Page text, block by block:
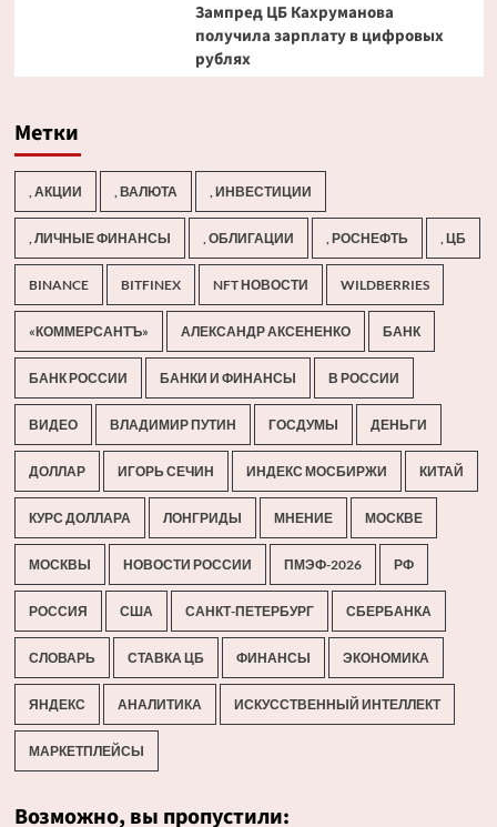
Зампред ЦБ Кахруманова
получила зарплату в цифровых
рублях
Метки
, АКЦИИ , ВАЛЮТА , ИНВЕСТИЦИИ
, ЛИЧНЫЕ ФИНАНСЫ , ОБЛИГАЦИИ , РОСНЕФТЬ , ЦБ
BINANCE BITFINEX NFT НОВОСТИ WILDBERRIES
«КОММЕРСАНТЪ» АЛЕКСАНДР АКСЕНЕНКО БАНК
БАНК РОССИИ БАНКИ И ФИНАНСЫ В РОССИИ
ВИДЕО ВЛАДИМИР ПУТИН ГОСДУМЫ ДЕНЬГИ
ДОЛЛАР ИГОРЬ СЕЧИН ИНДЕКС МОСБИРЖИ КИТАЙ
КУРС ДОЛЛАРА ЛОНГРИДЫ МНЕНИЕ МОСКВЕ
МОСКВЫ НОВОСТИ РОССИИ ПМЭФ-2026 РФ
РОССИЯ США САНКТ-ПЕТЕРБУРГ СБЕРБАНКА
СЛОВАРЬ СТАВКА ЦБ ФИНАНСЫ ЭКОНОМИКА
ЯНДЕКС АНАЛИТИКА ИСКУССТВЕННЫЙ ИНТЕЛЛЕКТ
МАРКЕТПЛЕЙСЫ
Возможно, вы пропустили: